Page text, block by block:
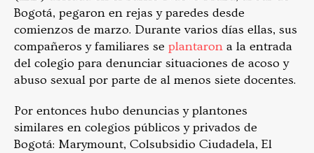
Bogotá, pegaron en rejas y paredes desde
comienzos de marzo. Durante varios días ellas, sus
compañeros y familiares se plantaron a la entrada
del colegio para denunciar situaciones de acoso y
abuso sexual por parte de al menos siete docentes.
Por entonces hubo denuncias y plantones
similares en colegios públicos y privados de
Bogotá: Marymount, Colsubsidio Ciudadela, El